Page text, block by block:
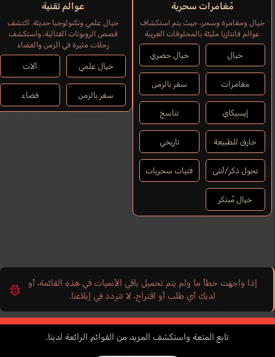
مُغامرات سحرية
خيال ومغامرة وسحر، حيث يتم استكشاف
عوالم فانتازيا مليئة بالمخلوقات الغريبة
خيال خيال حضري
مغامرات سفر بالزمن
إيسيكاي تناسخ
خارق للطبيعة تاريخي
تحول ذكر/أنثى فتيات سحريات
خيال مُبتكر
عوالم تقنية
خيال علمي وتكنولوجيا حديثة. اكتشف
قصص الروبوتات القتالية، واستكشف
رحلات مثيرة في الزمن والفضاء
خيال علمي آلات
سفر بالزمن فضاء
إذا واجهت خطأ ما ولم يتم تحميل باقي الأنميات في هذه القائمة، أو
لديك أي طلب أو اقتراح، لا تتردد في إبلاغنا.
تابع المتعة واستكشف المزيد من القوائم الرائعة لدينا.